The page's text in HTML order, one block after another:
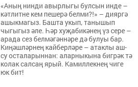
«Аның нинди авырлыгы булсын инде –
кәтлитне кем пешерә белми?!» – дияргә
ашыкмагыз. Башта укып, танышып
чыгыгыз әле. Һәр хуҗабикәнең үз сере –
арада сез белмәгәннәре дә булуы бар.
Киңәшләрнең кайберләре – атаклы аш-
су осталарыннан: аларныкына бигрәк тә
колак салсаң ярый. Камиллекнең чиге
юк бит!